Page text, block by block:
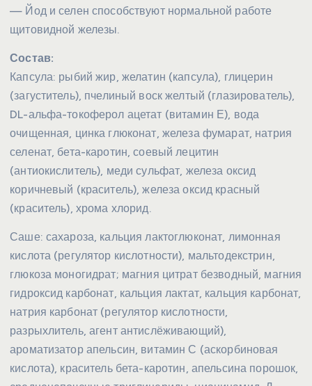
— Йод и селен способствуют нормальной работе
щитовидной железы.
Состав:
Капсула: рыбий жир, желатин (капсула), глицерин
(загуститель), пчелиный воск желтый (глазирователь),
DL-альфа-токоферол ацетат (витамин Е), вода
очищенная, цинка глюконат, железа фумарат, натрия
селенат, бета-каротин, соевый лецитин
(антиокислитель), меди сульфат, железа оксид
коричневый (краситель), железа оксид красный
(краситель), хрома хлорид.
Саше: сахароза, кальция лактоглюконат, лимонная
кислота (регулятор кислотности), мальтодекстрин,
глюкоза моногидрат; магния цитрат безводный, магния
гидроксид карбонат, кальция лактат, кальция карбонат,
натрия карбонат (регулятор кислотности,
разрыхлитель, агент антислёживающий),
ароматизатор апельсин, витамин С (аскорбиновая
кислота), краситель бета-каротин, апельсина порошок,